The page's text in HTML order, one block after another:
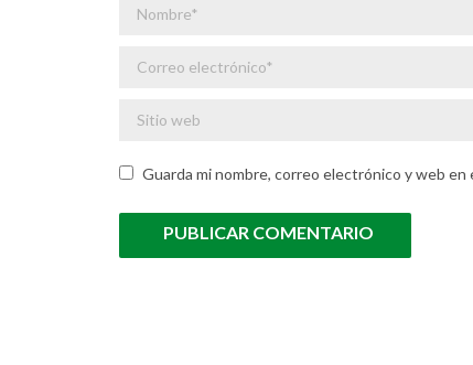
Guarda mi nombre, correo electrónico y web
PUBLICAR COMENTARIO